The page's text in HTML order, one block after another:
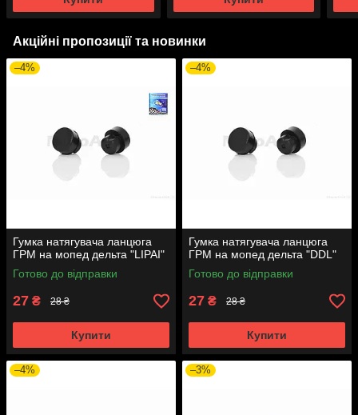
Акційні пропозиції та новинки
–4%
Гумка натягувача ланцюга
ГРМ на мопед дельта "LIPAI"
Готово до відправки
27 ₴ 28 ₴
Купити
–4%
Гумка натягувача ланцюга
ГРМ на мопед дельта "DDL"
Готово до відправки
27 ₴ 28 ₴
Купити
–4% –3%